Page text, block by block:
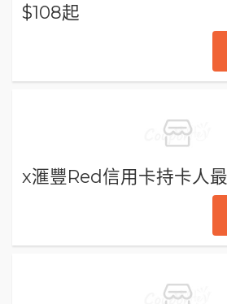
$108起
x滙豐Red信用卡持卡人